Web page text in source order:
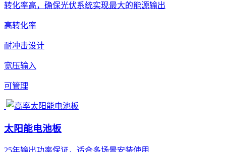
转化率高，确保光伏系统实现最大的能源输出
高转化率
耐冲击设计
宽压输入
可管理
太阳能电池板